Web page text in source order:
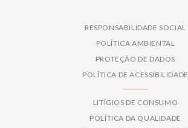
RESPONSABILIDADE SOCIAL
POLÍTICA AMBIENTAL
PROTEÇÃO DE DADOS
POLÍTICA DE ACESSIBILIDADE
LITÍGIOS DE CONSUMO
POLÍTICA DA QUALIDADE